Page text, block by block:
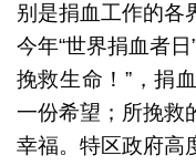
扫
别是捐血工作的各
今年“世界捐血者
挽救生命！”，捐
一份希望；所挽救
幸福。特区政府高